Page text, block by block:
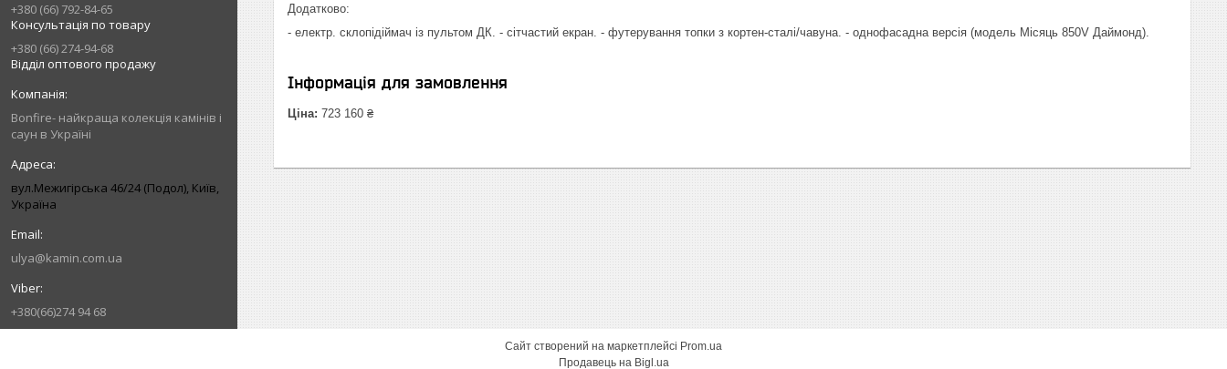
+380 (66) 792-84-65
Консультація по товару
+380 (66) 274-94-68
Відділ оптового продажу
Bonfire- найкраща колекція камінів і
саун в Україні
вул.Межигірська 46/24 (Подол), Київ,
Україна
ulya@kamin.com.ua
+380(66)274 94 68
Додатково:
- електр. склопідіймач із пультом ДК. - сітчастий екран. - футерування топки з кортен-сталі/чавуна. - однофасадна версія (модель Місяць 850V Даймонд).
Інформація для замовлення
Ціна: 723 160 ₴
Сайт створений на маркетплейсі Prom.ua
Продавець на Bigl.ua